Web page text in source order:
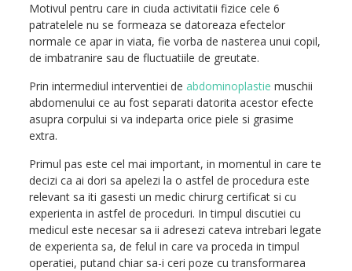
Motivul pentru care in ciuda activitatii fizice cele 6
patratelele nu se formeaza se datoreaza efectelor
normale ce apar in viata, fie vorba de nasterea unui copil,
de imbatranire sau de fluctuatiile de greutate.
Prin intermediul interventiei de abdominoplastie muschii
abdomenului ce au fost separati datorita acestor efecte
asupra corpului si va indeparta orice piele si grasime
extra.
Primul pas este cel mai important, in momentul in care te
decizi ca ai dori sa apelezi la o astfel de procedura este
relevant sa iti gasesti un medic chirurg certificat si cu
experienta in astfel de proceduri. In timpul discutiei cu
medicul este necesar sa ii adresezi cateva intrebari legate
de experienta sa, de felul in care va proceda in timpul
operatiei, putand chiar sa-i ceri poze cu transformarea